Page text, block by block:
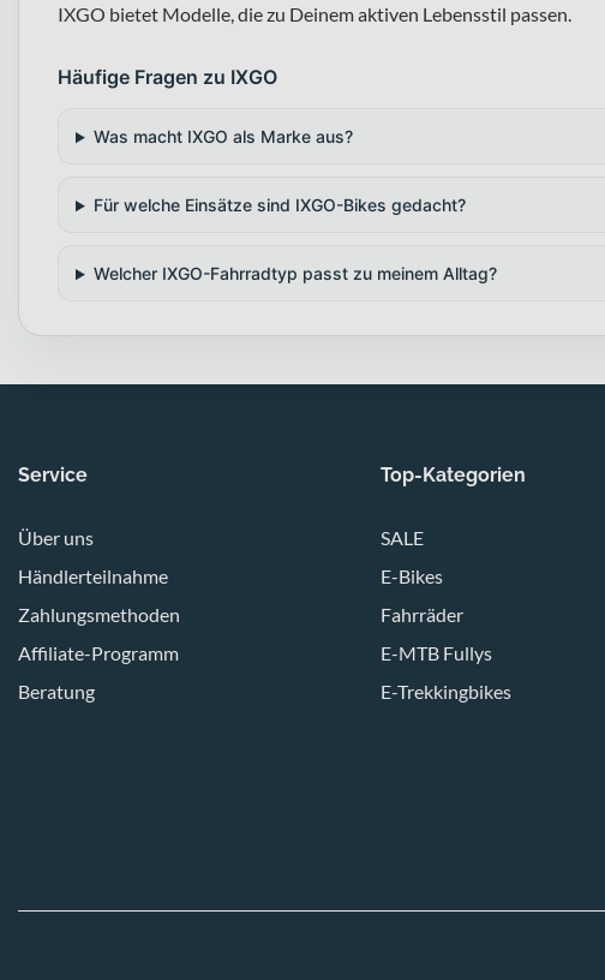
IXGO bietet Modelle, die zu Deinem aktiven Lebensstil passen.
Häufige Fragen zu IXGO
Was macht IXGO als Marke aus?
Für welche Einsätze sind IXGO-Bikes gedacht?
Welcher IXGO-Fahrradtyp passt zu meinem Alltag?
Service
Über uns
Händlerteilnahme
Zahlungsmethoden
Affiliate-Programm
Beratung
Top-Kategorien
SALE
E-Bikes
Fahrräder
E-MTB Fullys
E-Trekkingbikes